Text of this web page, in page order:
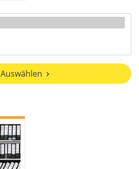
Auswählen